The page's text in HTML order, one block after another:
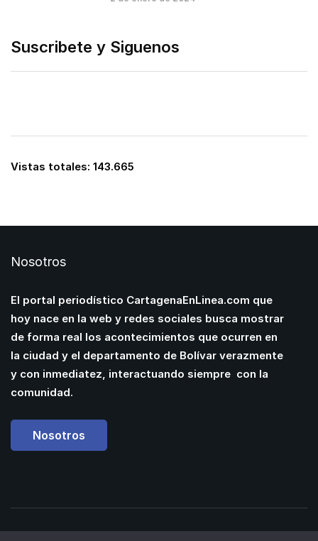
Suscribete y Siguenos
Vistas totales: 143.665
Nosotros
El portal periodístico CartagenaEnLinea.com que
hoy nace en la web y redes sociales busca mostrar
de forma real los acontecimientos que ocurren en
la ciudad y el departamento de Bolívar verazmente
y con inmediatez, interactuando siempre con la
comunidad.
Nosotros